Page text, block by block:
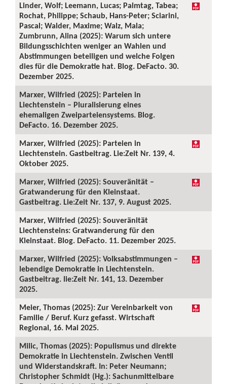
Linder, Wolf; Leemann, Lucas; Palmtag, Tabea;
Rochat, Philippe; Schaub, Hans-Peter; Sciarini,
Pascal; Walder, Maxime; Walz, Mala;
Zumbrunn, Alina (2025): Warum sich untere
Bildungsschichten weniger an Wahlen und
Abstimmungen beteiligen und welche Folgen
dies für die Demokratie hat. Blog. DeFacto. 30.
Dezember 2025.
Marxer, Wilfried (2025): Parteien in
Liechtenstein – Pluralisierung eines
ehemaligen Zweiparteiensystems. Blog.
DeFacto. 16. Dezember 2025.
Marxer, Wilfried (2025): Parteien in
Liechtenstein. Gastbeitrag. Lie:Zeit Nr. 139, 4.
Oktober 2025.
Marxer, Wilfried (2025): Souveränität –
Gratwanderung für den Kleinstaat.
Gastbeitrag. Lie:Zeit Nr. 137, 9. August 2025.
Marxer, Wilfried (2025): Souveränität
Liechtensteins: Gratwanderung für den
Kleinstaat. Blog. DeFacto. 11. Dezember 2025.
Marxer, Wilfried (2025): Volksabstimmungen –
lebendige Demokratie in Liechtenstein.
Gastbeitrag. lie:Zeit Nr. 141, 13. Dezember
2025.
Meier, Thomas (2025): Zur Vereinbarkeit von
Familie / Beruf. Kurz gefasst. Wirtschaft
Regional, 16. Mai 2025.
Milic, Thomas (2025): Populismus und direkte
Demokratie in Liechtenstein. Zwischen Ventil
und Widerstandskraft. In: Peter Neumann;
Christopher Schmidt (Hg.): Sachunmittelbare